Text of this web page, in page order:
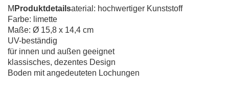
M Produktdetailsaterial: hochwertiger Kunststoff
Farbe: limette
Maße: Ø 15,8 x 14,4 cm
UV-beständig
für innen und außen geeignet
klassisches, dezentes Design
Boden mit angedeuteten Lochungen